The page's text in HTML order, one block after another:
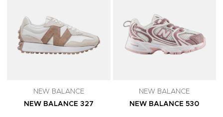
NEW BALANCE
NEW BALANCE 327
NEW BALANCE
NEW BALANCE 530